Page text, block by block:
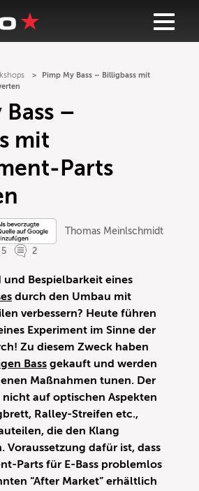
Pimp My Bass – Billigbass mit
–
mit
Parts
Thomas Meinlschmidt
2
und Bespielbarkeit eines
durch den Umbau mit
verbessern? Heute führen
Experiment im Sinne der
Zu diesem Zweck haben
Bass gekauft und werden
Maßnahmen tunen. Der
nicht auf optischen Aspekten
Ralley-Streifen etc.,
die den Klang
Voraussetzung dafür ist, dass
Parts für E-Bass problemlos
“After Market” erhältlich